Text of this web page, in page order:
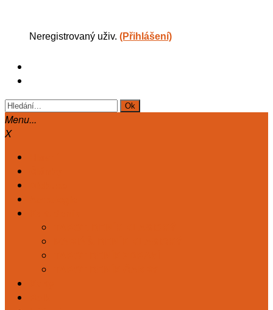
Neregistrovaný uživ. (Přihlášení)
Menu...
X